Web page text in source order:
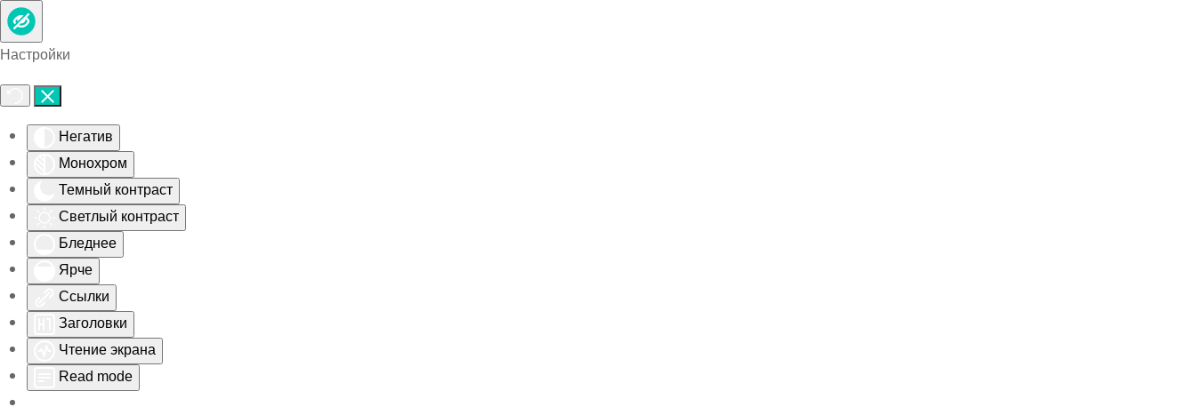
Настройки
Негатив
Монохром
Темный контраст
Светлый контраст
Бледнее
Ярче
Ссылки
Заголовки
Чтение экрана
Read mode
Skip to main content